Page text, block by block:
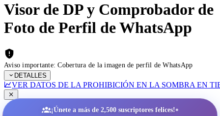
Visor de DP y Comprobador de
Foto de Perfil de WhatsApp
Aviso importante: Cobertura de la imagen de perfil de WhatsApp
DETALLES
VER DATOS DE LA PROHIBICIÓN EN LA SOMBRA EN
¡Únete a más de 2,500 suscriptores felices!•